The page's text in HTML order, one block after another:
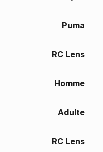
Puma
RC Lens
Homme
Adulte
RC Lens